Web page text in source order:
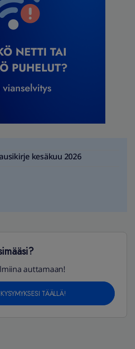
kesäkuu 2026
auttamaan!
TÄÄLLÄ!